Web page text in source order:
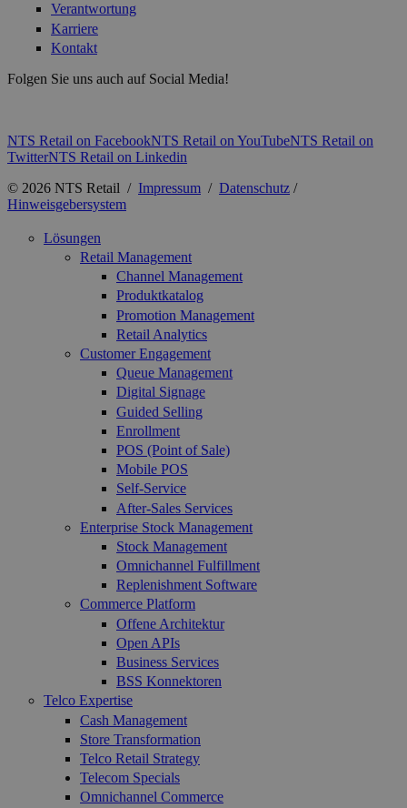
Verantwortung
Karriere
Kontakt
Folgen Sie uns auch auf Social Media!
NTS Retail on FacebookNTS Retail on YouTubeNTS Retail on
TwitterNTS Retail on Linkedin
© 2026 NTS Retail / Impressum / Datenschutz /
Hinweisgebersystem
Lösungen
Retail Management
Channel Management
Produktkatalog
Promotion Management
Retail Analytics
Customer Engagement
Queue Management
Digital Signage
Guided Selling
Enrollment
POS (Point of Sale)
Mobile POS
Self-Service
After-Sales Services
Enterprise Stock Management
Stock Management
Omnichannel Fulfillment
Replenishment Software
Commerce Platform
Offene Architektur
Open APIs
Business Services
BSS Konnektoren
Telco Expertise
Cash Management
Store Transformation
Telco Retail Strategy
Telecom Specials
Omnichannel Commerce